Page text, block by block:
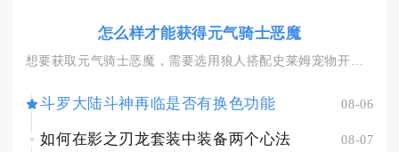
怎么样才能获得元气骑士恶魔
想要获取元气骑士恶魔，需要选用狼人搭配史莱姆宠物开启吊炸天模...
斗罗大陆斗神再临是否有换色功能 08-06
如何在影之刃龙套装中装备两个心法 08-07